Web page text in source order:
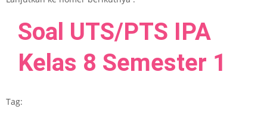
Soal UTS/PTS IPA
Kelas 8 Semester 1
Tag: